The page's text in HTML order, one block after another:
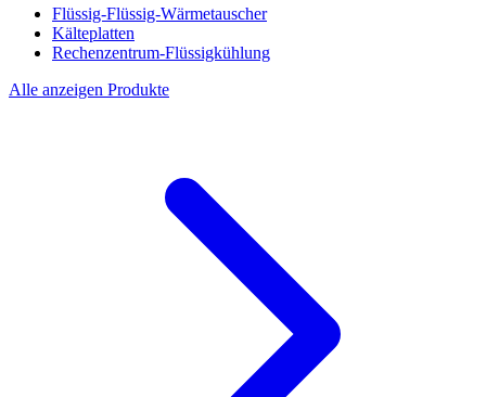
Flüssig-Flüssig-Wärmetauscher
Kälteplatten
Rechenzentrum-Flüssigkühlung
Alle anzeigen Produkte